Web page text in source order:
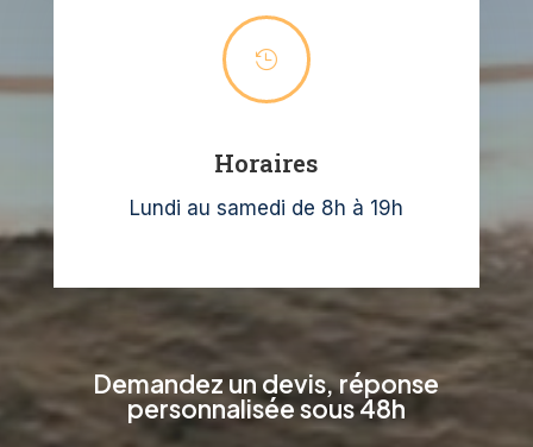

Horaires
Lundi au samedi de 8h à 19h
Demandez un devis, réponse
personnalisée sous 48h